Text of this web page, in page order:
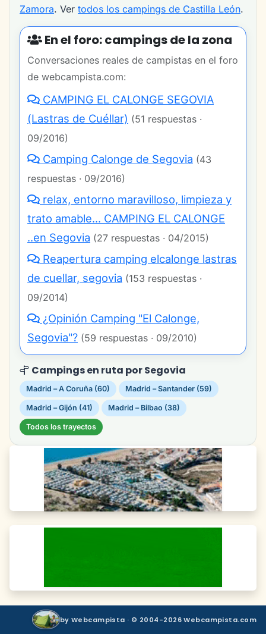
Zamora. Ver todos los campings de Castilla León.
En el foro: campings de la zona
Conversaciones reales de campistas en el foro
de webcampista.com:
CAMPING EL CALONGE SEGOVIA
(Lastras de Cuéllar) (51 respuestas ·
09/2016)
Camping Calonge de Segovia (43
respuestas · 09/2016)
relax, entorno maravilloso, limpieza y
trato amable... CAMPING EL CALONGE
..en Segovia (27 respuestas · 04/2015)
Reapertura camping elcalonge lastras
de cuellar, segovia (153 respuestas ·
09/2014)
¿Opinión Camping "El Calonge,
Segovia"? (59 respuestas · 09/2010)
Campings en ruta por Segovia
Madrid – A Coruña (60) Madrid – Santander (59)
Madrid – Gijón (41) Madrid – Bilbao (38)
Todos los trayectos
by Webcampista · © 2004-2026 Webcampista.com